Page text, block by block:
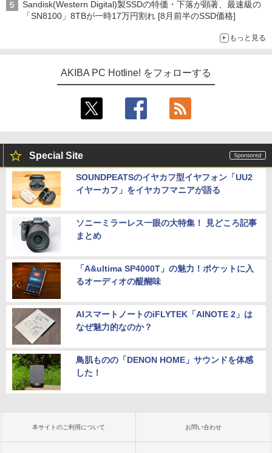
Sandisk(Western Digital)製SSDの特価・下落が顕著、最速級の
「SN8100」8TBが一時17万円割れ [8月前半のSSD価格]
もっと見る
AKIBA PC Hotline! をフォローする
Special Site
SOUNDPEATSのイヤカフ型イヤフォン「UU2
イヤーカフ」をイヤカフマニアが語る
ソニーミラーレス一眼の大特集！ 見どころ記事
まとめ
「A&ultima SP4000T」の魅力！ポケットに入
るオーディオの醍醐味
AIスマートノートのiFLYTEK「AINOTE 2」は
なぜ魅力的なのか？
鳥肌ものの「DENON HOME」サウンドを体感
した！
本サイトのご利用について お問い合わせ